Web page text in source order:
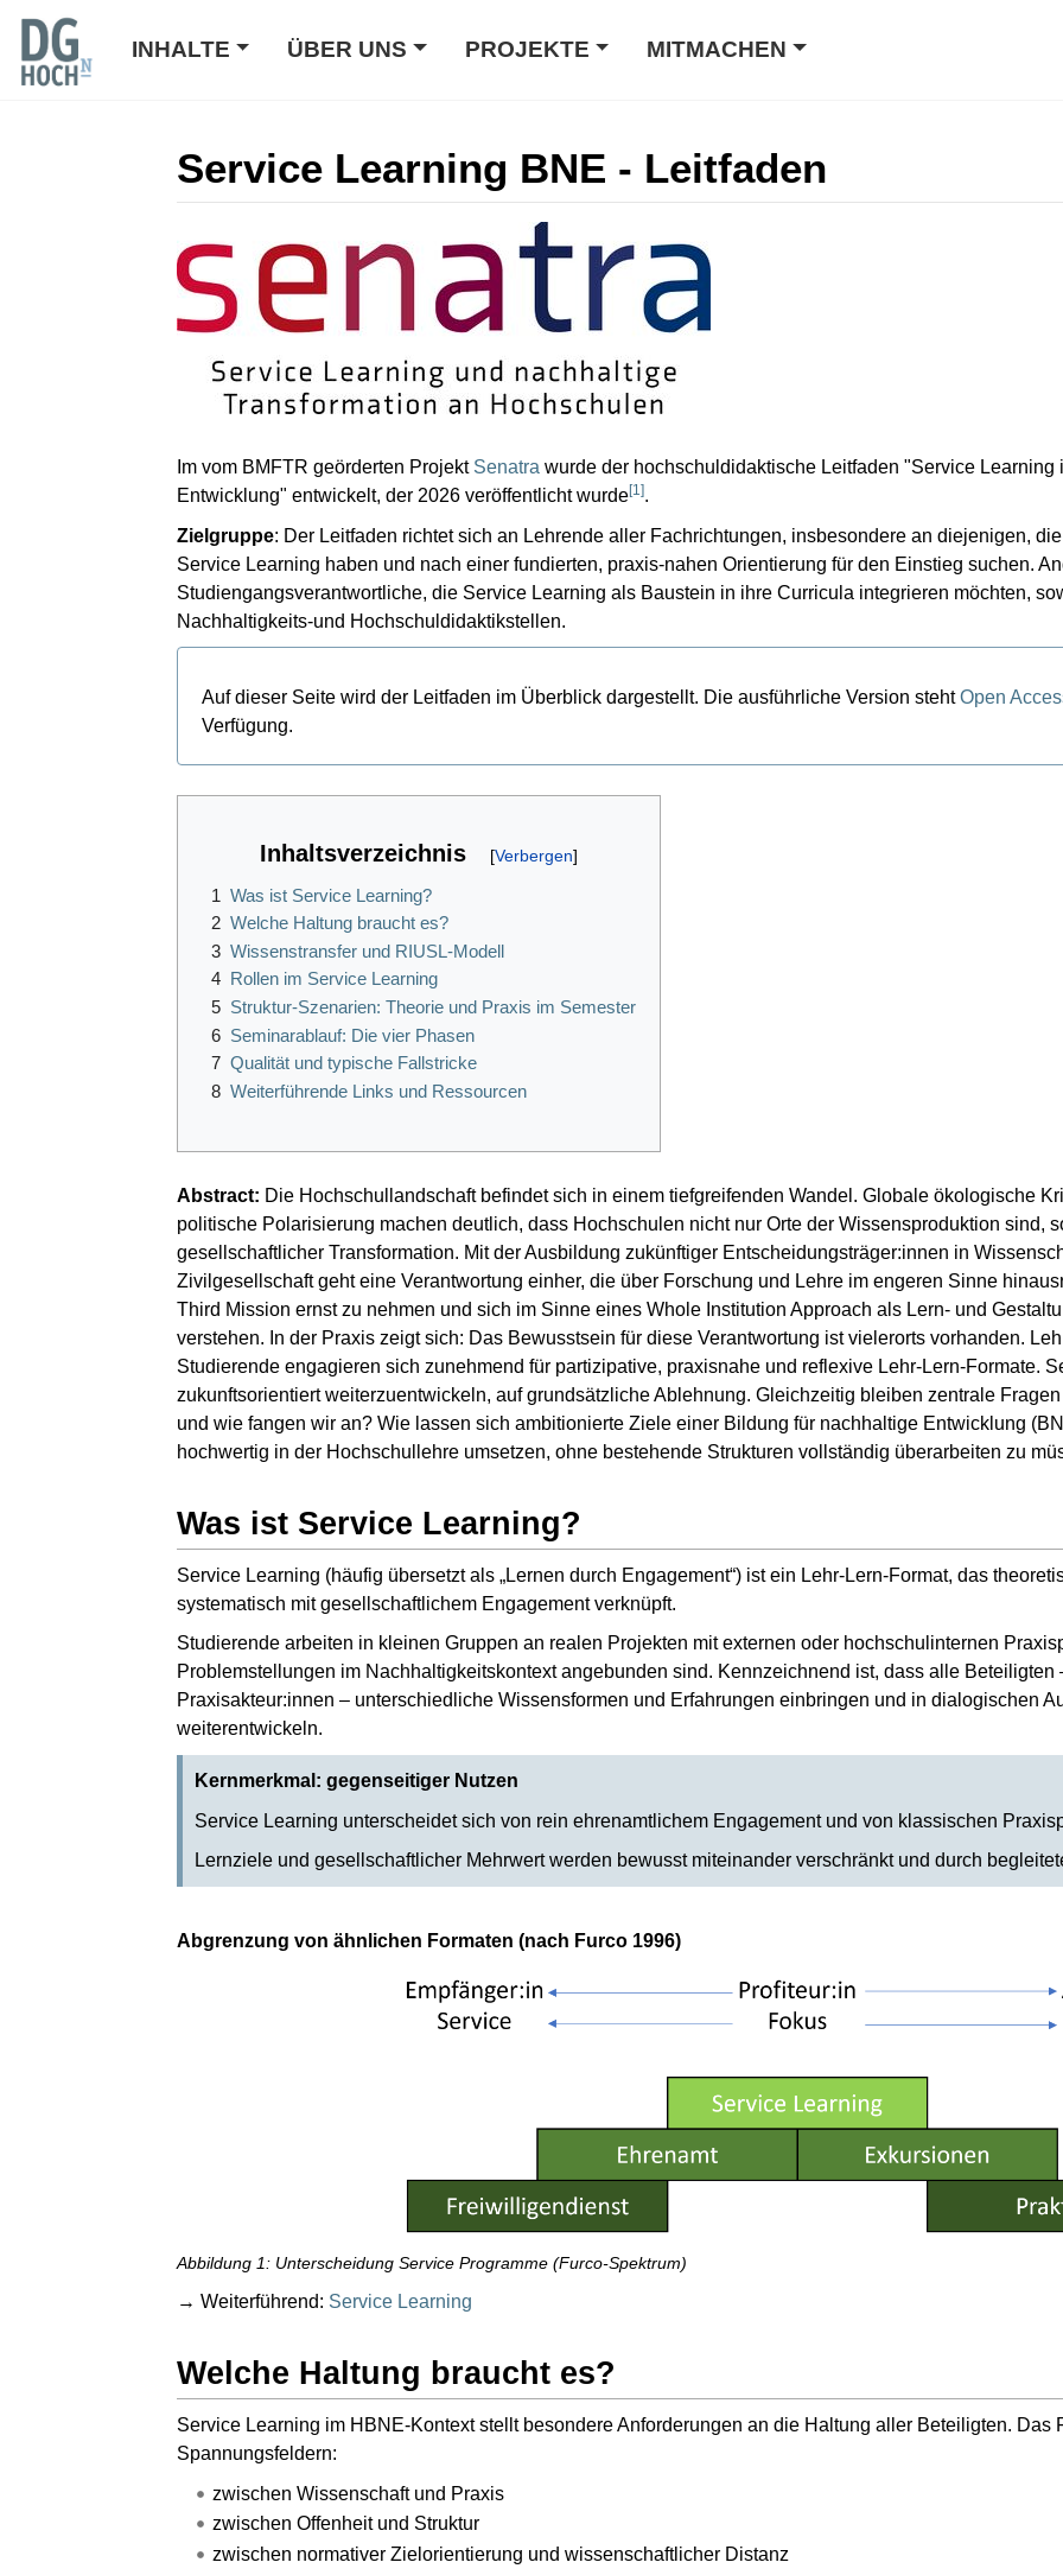
INHALTE ÜBER UNS PROJEKTE MITMACHEN
Service Learning BNE - Leitfaden
Im vom BMFTR geörderten Projekt Senatra wurde der hochschuldidaktische Leitfaden "Service
Entwicklung" entwickelt, der 2026 veröffentlicht wurde[1].
Zielgruppe: Der Leitfaden richtet sich an Lehrende aller Fachrichtungen, insbesondere an diejenigen,
Service Learning haben und nach einer fundierten, praxis-nahen Orientierung für den Einstieg suchen.
Studiengangsverantwortliche, die Service Learning als Baustein in ihre Curricula integrieren möchten,
Nachhaltigkeits-und Hochschuldidaktikstellen.
Auf dieser Seite wird der Leitfaden im Überblick dargestellt. Die ausführliche Version stehtOpen
Verfügung.
Inhaltsverzeichnis
1 Was ist Service Learning?
2 Welche Haltung braucht es?
3 Wissenstransfer und RIUSL-Modell
4 Rollen im Service Learning
5 Struktur-Szenarien: Theorie und Praxis im Semester
6 Seminarablauf: Die vier Phasen
7 Qualität und typische Fallstricke
8 Weiterführende Links und Ressourcen
Abstract: Die Hochschullandschaft befindet sich in einem tiefgreifenden Wandel. Globale ökologische
politische Polarisierung machen deutlich, dass Hochschulen nicht nur Orte der Wissensproduktion sind,
gesellschaftlicher Transformation. Mit der Ausbildung zukünftiger Entscheidungsträger:innen in
Zivilgesellschaft geht eine Verantwortung einher, die über Forschung und Lehre im engeren Sinne
Third Mission ernst zu nehmen und sich im Sinne eines Whole Institution Approach als Lern- und
verstehen. In der Praxis zeigt sich: Das Bewusstsein für diese Verantwortung ist vielerorts vorhanden.
Studierende engagieren sich zunehmend für partizipative, praxisnahe und reflexive Lehr-Lern-Formate.
zukunftsorientiert weiterzuentwickeln, auf grundsätzliche Ablehnung. Gleichzeitig bleiben zentrale
und wie fangen wir an? Wie lassen sich ambitionierte Ziele einer Bildung für nachhaltige Entwicklung
hochwertig in der Hochschullehre umsetzen, ohne bestehende Strukturen vollständig überarbeiten zu
Was ist Service Learning?
Service Learning (häufig übersetzt als „Lernen durch Engagement“) ist ein Lehr-Lern-Format, das
systematisch mit gesellschaftlichem Engagement verknüpft.
Studierende arbeiten in kleinen Gruppen an realen Projekten mit externen oder hochschulinternen
Problemstellungen im Nachhaltigkeitskontext angebunden sind. Kennzeichnend ist, dass alle Beteiligten
Praxisakteur:innen – unterschiedliche Wissensformen und Erfahrungen einbringen und in dialogischen
weiterentwickeln.
Kernmerkmal: gegenseitiger Nutzen
Service Learning unterscheidet sich von rein ehrenamtlichem Engagement und von klassischen
Lernziele und gesellschaftlicher Mehrwert werden bewusst miteinander verschränkt und durch
Abgrenzung von ähnlichen Formaten (nach Furco 1996)
Abbildung 1: Unterscheidung Service Programme (Furco-Spektrum)
→ Weiterführend: Service Learning
Welche Haltung braucht es?
Service Learning im HBNE-Kontext stellt besondere Anforderungen an die Haltung aller Beteiligten. Das
Spannungsfeldern:
zwischen Wissenschaft und Praxis
zwischen Offenheit und Struktur
zwischen normativer Zielorientierung und wissenschaftlicher Distanz